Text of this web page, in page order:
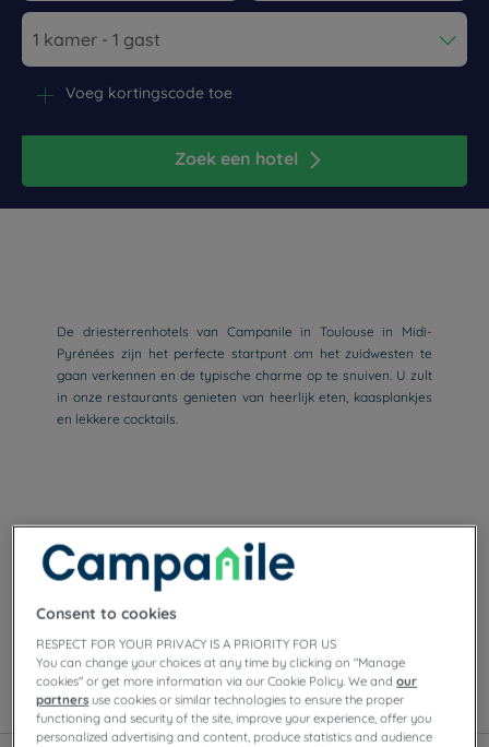
Navigate forward to interact with the calendar and select a
Navigate backward to interact
Zoek een hotel
Voeg kortingscode toe
De driesterrenhotels van Campanile in Toulouse in Midi-
Pyrénées zijn het perfecte startpunt om het zuidwesten te
gaan verkennen en de typische charme op te snuiven. U zult
in onze restaurants genieten van heerlijk eten, kaasplankjes
en lekkere cocktails.
Onze hotels in Toulouse
Geniet van het comfort van Campanile-kamers in
Toulouse. Afhankelijk van het hotel vindt u
privéparkeergelegenheid, vergaderzalen, restaurants
met zelfbedieningsbuffetten of à-la-carte-gerechten,
evenals avondentertainment.
Lijst Kaart
Consent to cookies
RESPECT FOR YOUR PRIVACY IS A PRIORITY FOR US
You can change your choices at any time by clicking on "Manage
cookies" or get more information via our Cookie Policy. We andour
partners use cookies or similar technologies to ensure the proper
functioning and security of the site, improve your experience, offer you
personalized advertising and content, produce statistics and audience